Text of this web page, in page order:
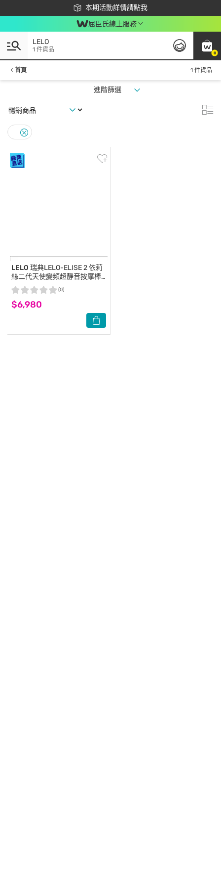
本期活動詳情請點我
下載app最高回饋$350
屈臣氏線上服務
0
LELO
1 件貨品
首頁 1 件貨品
進階篩選
LELO 瑞典LELO-ELISE 2 依莉
絲二代天使變頻超靜音按摩棒-
紫
$6,980
(0)